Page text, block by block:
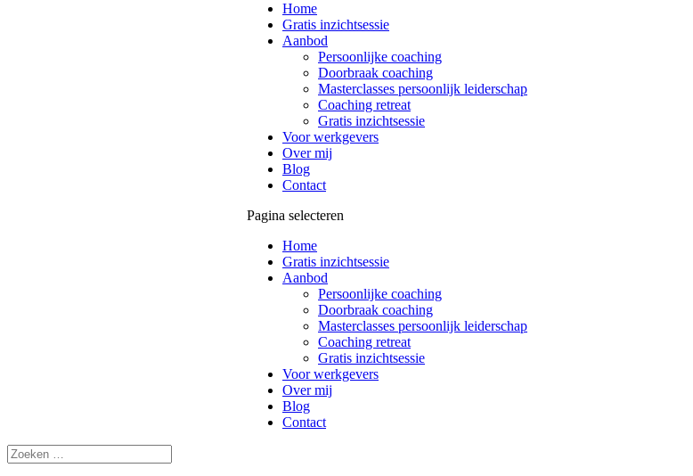
Home
Gratis inzichtsessie
Aanbod
Persoonlijke coaching
Doorbraak coaching
Masterclasses persoonlijk leiderschap
Coaching retreat
Gratis inzichtsessie
Voor werkgevers
Over mij
Blog
Contact
Pagina selecteren
Home
Gratis inzichtsessie
Aanbod
Persoonlijke coaching
Doorbraak coaching
Masterclasses persoonlijk leiderschap
Coaching retreat
Gratis inzichtsessie
Voor werkgevers
Over mij
Blog
Contact